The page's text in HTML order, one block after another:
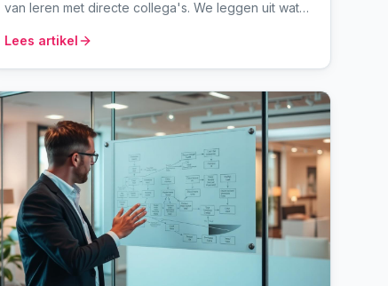
van leren met directe collega's. We leggen uit wat
worden, en hoe je een intervisiegroep opzet die
ook na een jaar nog draait.
Lees artikel